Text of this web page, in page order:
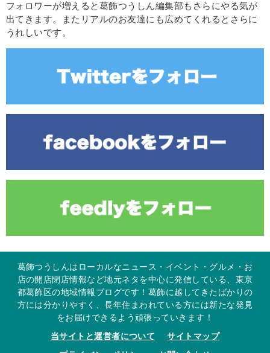
フォロワーが増えると葛飾つうしん編集部もさらにやる気が
出てきます。またリアルのお友達にも広めてくれるとさらに
うれしいです。
葛飾つうしんはローカルなニュース・イベント・グルメ・お
店の開店閉店情報など地元ネタを中心に発信している、東京
都葛飾区の地域情報ブログです！葛飾に越してきたばかりの
方には分かりやすく、長年住まわれている方には新たな発見
をお届けできるよう頑張っていきます！
当サイトと運営者について サイトマップ